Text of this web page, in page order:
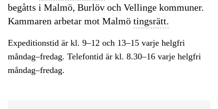
begåtts i Malmö, Burlöv och Vellinge kommuner.
Kammaren arbetar mot Malmö tingsrätt.
Expeditionstid är kl. 9–12 och 13–15 varje helgfri
måndag–fredag. Telefontid är kl. 8.30–16 varje helgfri
måndag–fredag.